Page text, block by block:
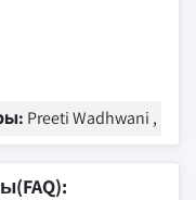
Preeti Wadhwani ,